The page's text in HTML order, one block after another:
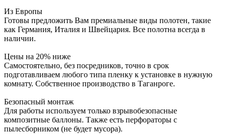
Из Европы
Готовы предложить Вам премиальные виды полотен, такие
как Германия, Италия и Швейцария. Все полотна всегда в
наличии.
Цены на 20% ниже
Самостоятельно, без посредников, точно в срок
подготавливаем любого типа пленку к установке в нужную
комнату. Собственное производство в Таганроге.
Безопасный монтаж
Для работы используем только взрывобезопасные
композитные баллоны. Также есть перфораторы с
пылесборником (не будет мусора).